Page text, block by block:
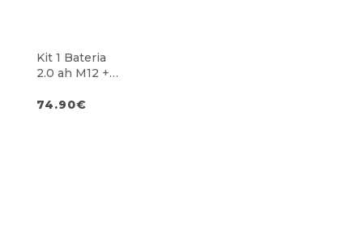
Kit 1 Bateria
2.0 ah M12 +
M12
74.90€